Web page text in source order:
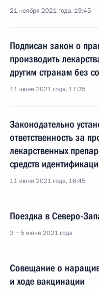
21 ноября 2021 года, 19:45
Подписан закон о
производить
другим странам без
11 июня 2021 года, 17:35
Законодательно
ответственность за
лекарственных
средств
11 июня 2021 года, 16:45
Поездка в Северо-
3 − 5 июня 2021 года
Совещание о
и ходе вакцинации